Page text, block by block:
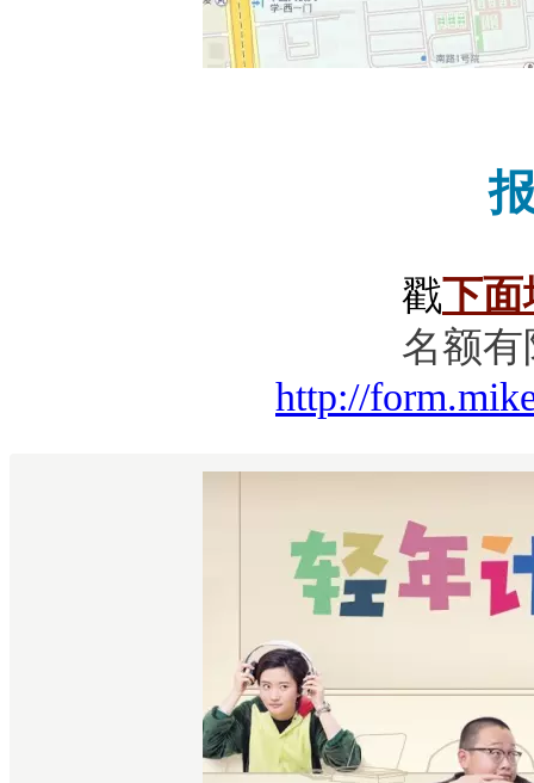
戳下面
名额
http://